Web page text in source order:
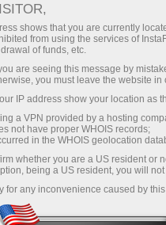
shows that you are currently
from using the services of
of funds, etc.
are seeing this message by
you must leave the website
IP address show your location as
a VPN provided by a hosting
not have proper WHOIS records;
in the WHOIS geolocation
whether you are a US resident or
being a US resident, you will
for any inconvenience caused by